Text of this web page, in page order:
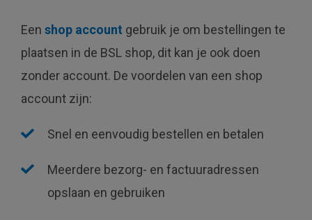
Een shop account gebruik je om bestellingen te
plaatsen in de BSL shop, dit kan je ook doen
zonder account. De voordelen van een shop
account zijn:
Snel en eenvoudig bestellen en betalen
Meerdere bezorg- en factuuradressen
opslaan en gebruiken